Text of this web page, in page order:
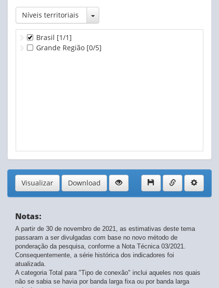
Níveis territoriais Toggle Dropdown
Brasil [1/1]
Grande Região [0/5]
Visualizar Download
Notas:
A partir de 30 de novembro de 2021, as estimativas deste tema
passaram a ser divulgadas com base no novo método de
ponderação da pesquisa, conforme a Nota Técnica 03/2021.
Consequentemente, a série histórica dos indicadores foi
atualizada.
A categoria Total para "Tipo de conexão" inclui aqueles nos quais
não se sabia se havia por banda larga fixa ou por banda larga